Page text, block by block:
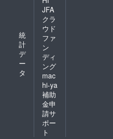
統
計
デ
ー
タ
JFA
クラ
ウド
ファ
ン
ディ
ング
mac
hi-ya
補助
金申
請サ
ポー
ト